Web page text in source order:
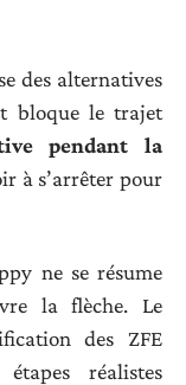
des alternatives
bloque le trajet
pendant la
à s’arrêter pour
ne se résume
la flèche. Le
des ZFE
réalistes